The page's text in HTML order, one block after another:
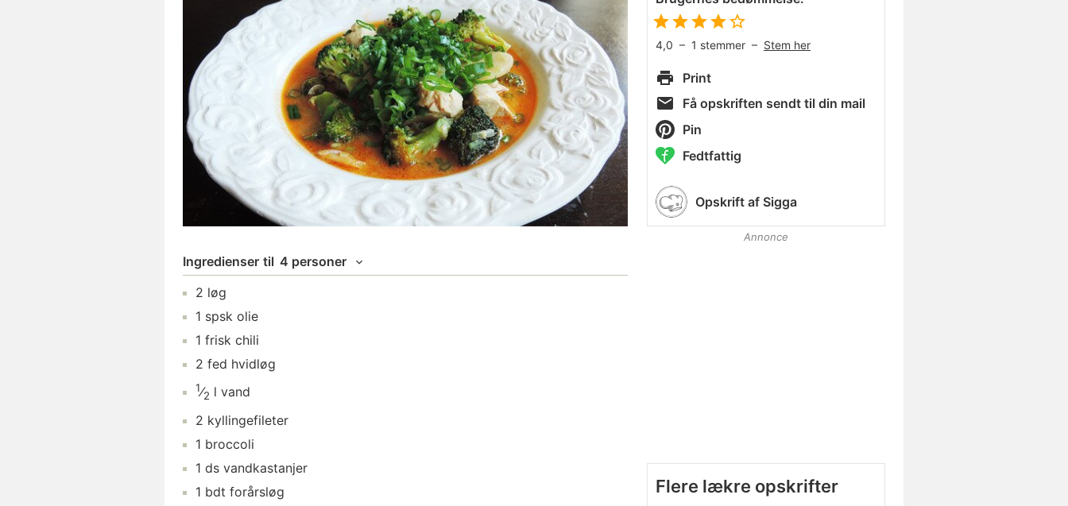
Ingredienser til 4 personer
2 løg
1 spsk olie
1 frisk chili
2 fed hvidløg
1⁄2 l vand
2 kyllingefileter
1 broccoli
1 ds vandkastanjer
1 bdt forårsløg
4,0 – 1 stemmer – Stem her
Print
Få opskriften sendt til din mail
Pin
Fedtfattig
Opskrift af Sigga
Annonce
Flere lækre opskrifter